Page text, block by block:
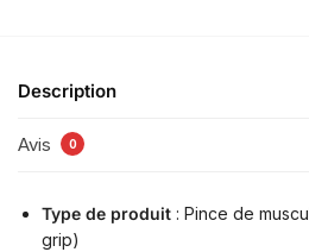
Description
Avis 0
Type de produit : Pince de
grip)